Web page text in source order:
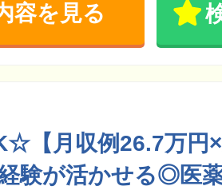
容を見る
【月収例26.7万円
験が活かせる◎医